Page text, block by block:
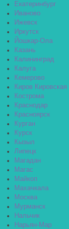
Екатеринбург
Иваново
Ижевск
Иркутск
Йошкар-Ола
Казань
Калининград
Калуга
Кемерово
Киров Кировская
Кострома
Краснодар
Красноярск
Курган
Курск
Кызыл
Липецк
Магадан
Магас
Майкоп
Махачкала
Москва
Мурманск
Нальчик
Нарьян-Мар